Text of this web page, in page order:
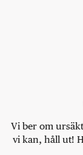
Vi ber om
vi kan, håll ut!